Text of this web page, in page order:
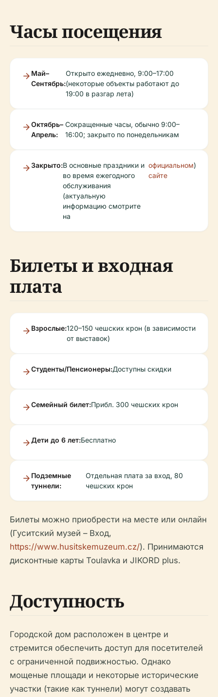
Часы посещения
Май–
Сентябрь:
Открыто ежедневно, 9:00–17:00
(некоторые объекты работают до
19:00 в разгар лета)
Октябрь–
Апрель:
Сокращенные часы, обычно 9:00–
16:00; закрыто по понедельникам
Закрыто:В основные праздники и
во время ежегодного
обслуживания
(актуальную
информацию смотрите
на
официальном
сайте
)
Билеты и входная
плата
Взрослые:120–150 чешских крон (в зависимости
от выставок)
Студенты/Пенсионеры:Доступны скидки
Семейный билет:Прибл. 300 чешских крон
Дети до 6 лет:Бесплатно
Подземные
туннели:
Отдельная плата за вход, 80
чешских крон
Билеты можно приобрести на месте или онлайн
(Гуситский музей – Вход,
https://www.husitskemuzeum.cz/). Принимаются
дисконтные карты Toulavka и JIKORD plus.
Доступность
Городской дом расположен в центре и
стремится обеспечить доступ для посетителей
с ограниченной подвижностью. Однако
мощеные площади и некоторые исторические
участки (такие как туннели) могут создавать